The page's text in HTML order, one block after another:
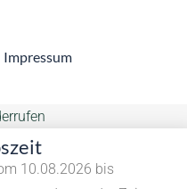
Impressum
10.08.2026 bis